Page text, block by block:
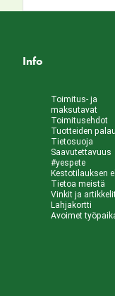
Info
Toimitus- ja
maksutavat
Toimitusehdot
Tuotteiden
Tietosuoja
Saavutettavuus
#yespete
Kestotilauksen
Tietoa meistä
Vinkit ja
Lahjakortti
Avoimet